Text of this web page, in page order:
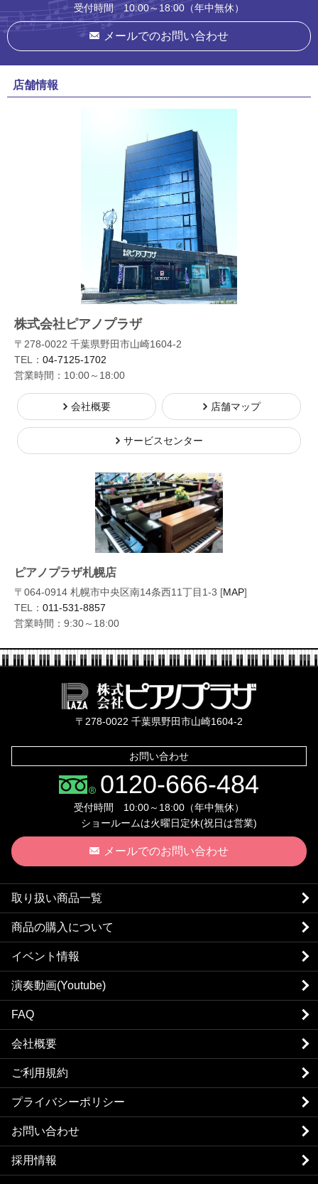
受付時間 10:00～18:00（年中無休）
メールでのお問い合わせ
店舗情報
株式会社ピアノプラザ
〒278-0022 千葉県野田市山崎1604-2
TEL： 04-7125-1702
営業時間：10:00～18:00
会社概要 店舗マップ
サービスセンター
ピアノプラザ札幌店
〒064-0914 札幌市中央区南14条西11丁目1-3 [MAP]
TEL： 011-531-8857
営業時間：9:30～18:00
〒278-0022 千葉県野田市山崎1604-2
お問い合わせ
0120-666-484
受付時間 10:00～18:00（年中無休）
ショールームは火曜日定休(祝日は営業)
メールでのお問い合わせ
取り扱い商品一覧
商品の購入について
イベント情報
演奏動画(Youtube)
FAQ
会社概要
ご利用規約
プライバシーポリシー
お問い合わせ
採用情報